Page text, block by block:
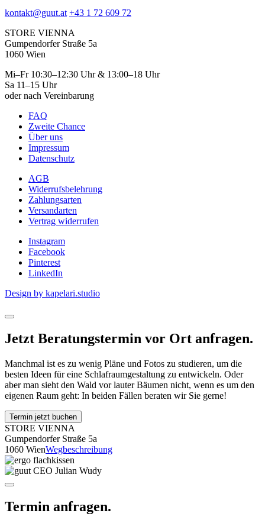
kontakt@guut.at +43 1 72 609 72
STORE VIENNA
Gumpendorfer Straße 5a
1060 Wien
Mi–Fr 10:30–12:30 Uhr & 13:00–18 Uhr
Sa 11–15 Uhr
oder nach Vereinbarung
FAQ
Zweite Chance
Über uns
Impressum
Datenschutz
AGB
Widerrufsbelehrung
Zahlungsarten
Versandarten
Vertrag widerrufen
Instagram
Facebook
Pinterest
LinkedIn
Design by kapelari.studio
Jetzt Beratungstermin vor Ort anfragen.
Manchmal ist es zu wenig Pläne und Fotos zu studieren, um die
besten Ideen für eine Schlafraumgestaltung zu entwickeln. Oder
aber man sieht den Wald vor lauter Bäumen nicht, wenn es um den
eigenen Raum geht: In beiden Fällen beraten wir Sie gerne!
Termin jetzt buchen
STORE VIENNA
Gumpendorfer Straße 5a
1060 WienWegbeschreibung
Termin anfragen.